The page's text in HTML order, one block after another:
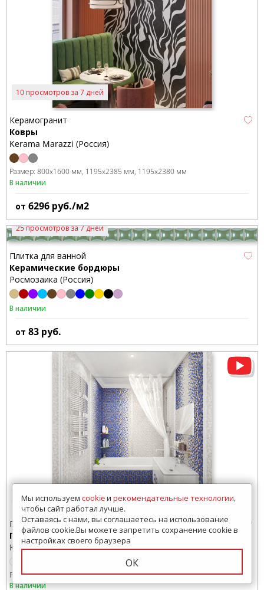
10 просмотров за 7 дней
Керамогранит
Ковры
Kerama Marazzi (Россия)
Размер: 800x1600 мм 1195x2385 мм 1195x2380 мм
В наличии
от 6296 руб./м2
25 просмотров за 7 дней
Плитка для ванной
Керамические бордюры
Росмозаика (Россия)
В наличии
от 83 руб.
14 просмотров за 7 дней
Плитка для ванной
Гламур
Керамин (Беларусь)
Размер:400x400 мм 275x400 мм
В наличии
Мы используем cookieи рекомендательные технологии,
чтобы сайт работал лучше.
Оставаясь с нами, вы соглашаетесь на использование
файлов cookie.Вы можете запретить сохранение cookie в
настройках своего браузера
ОК